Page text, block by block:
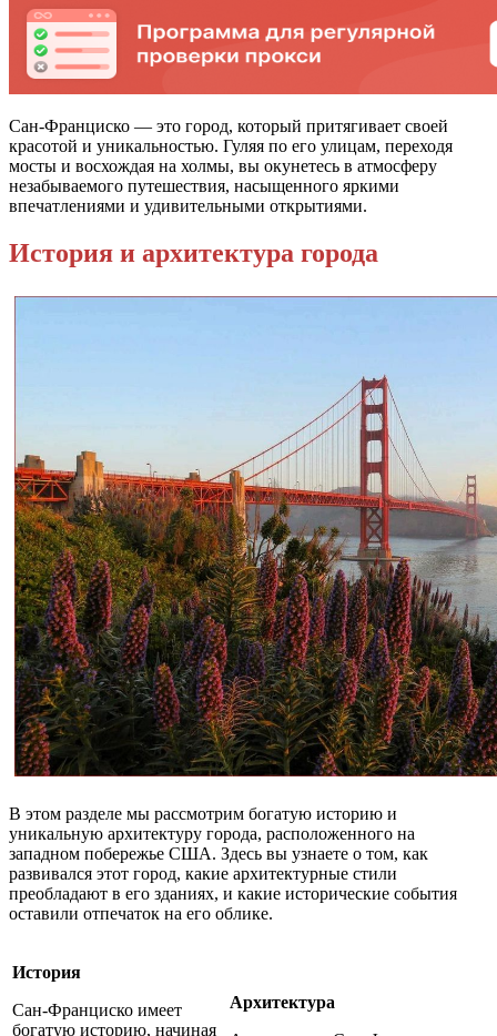
Сан-Франциско — это город, который притягивает своей
красотой и уникальностью. Гуляя по его улицам, переходя
мосты и восхождая на холмы, вы окунетесь в атмосферу
незабываемого путешествия, насыщенного яркими
впечатлениями и удивительными открытиями.
История и архитектура города
В этом разделе мы рассмотрим богатую историю и
уникальную архитектуру города, расположенного на
западном побережье США. Здесь вы узнаете о том, как
развивался этот город, какие архитектурные стили
преобладают в его зданиях, и какие исторические события
оставили отпечаток на его облике.
История
Сан-Франциско имеет
богатую историю, начиная
Архитектура